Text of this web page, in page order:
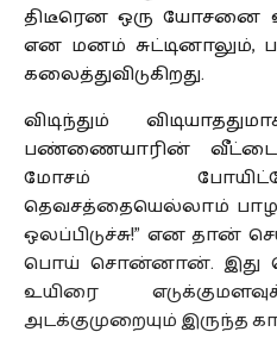
திடீரென ஒரு யோசனை
என மனம்
கலைத்துவிடுகிறது.
விடிந்தும்
பண்ணையாரின் வீட்டை
மோசம்
தெவசத்தையெல்லாம்
ஒலப்பிடுச்சு!” என தான்
பொய் சொன்னான். இது
உயிரை
அடக்குமுறையும் இருந்த